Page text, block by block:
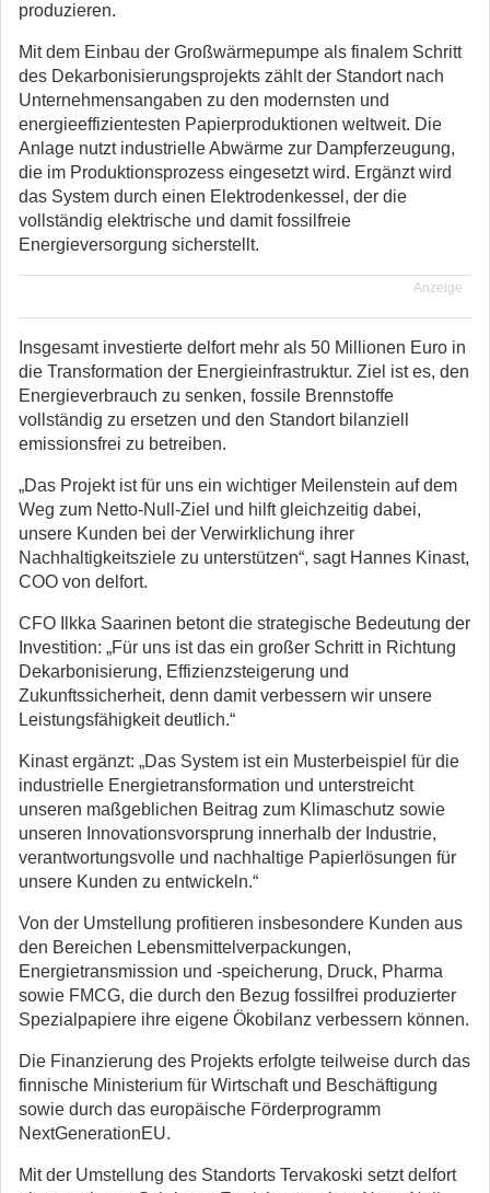
produzieren.
Mit dem Einbau der Großwärmepumpe als finalem Schritt
des Dekarbonisierungsprojekts zählt der Standort nach
Unternehmensangaben zu den modernsten und
energieeffizientesten Papierproduktionen weltweit. Die
Anlage nutzt industrielle Abwärme zur Dampferzeugung,
die im Produktionsprozess eingesetzt wird. Ergänzt wird
das System durch einen Elektrodenkessel, der die
vollständig elektrische und damit fossilfreie
Energieversorgung sicherstellt.
Anzeige
Insgesamt investierte delfort mehr als 50 Millionen Euro in
die Transformation der Energieinfrastruktur. Ziel ist es, den
Energieverbrauch zu senken, fossile Brennstoffe
vollständig zu ersetzen und den Standort bilanziell
emissionsfrei zu betreiben.
„Das Projekt ist für uns ein wichtiger Meilenstein auf dem
Weg zum Netto-Null-Ziel und hilft gleichzeitig dabei,
unsere Kunden bei der Verwirklichung ihrer
Nachhaltigkeitsziele zu unterstützen“, sagt Hannes Kinast,
COO von delfort.
CFO Ilkka Saarinen betont die strategische Bedeutung der
Investition: „Für uns ist das ein großer Schritt in Richtung
Dekarbonisierung, Effizienzsteigerung und
Zukunftssicherheit, denn damit verbessern wir unsere
Leistungsfähigkeit deutlich.“
Kinast ergänzt: „Das System ist ein Musterbeispiel für die
industrielle Energietransformation und unterstreicht
unseren maßgeblichen Beitrag zum Klimaschutz sowie
unseren Innovationsvorsprung innerhalb der Industrie,
verantwortungsvolle und nachhaltige Papierlösungen für
unsere Kunden zu entwickeln.“
Von der Umstellung profitieren insbesondere Kunden aus
den Bereichen Lebensmittelverpackungen,
Energietransmission und -speicherung, Druck, Pharma
sowie FMCG, die durch den Bezug fossilfrei produzierter
Spezialpapiere ihre eigene Ökobilanz verbessern können.
Die Finanzierung des Projekts erfolgte teilweise durch das
finnische Ministerium für Wirtschaft und Beschäftigung
sowie durch das europäische Förderprogramm
NextGenerationEU.
Mit der Umstellung des Standorts Tervakoski setzt delfort